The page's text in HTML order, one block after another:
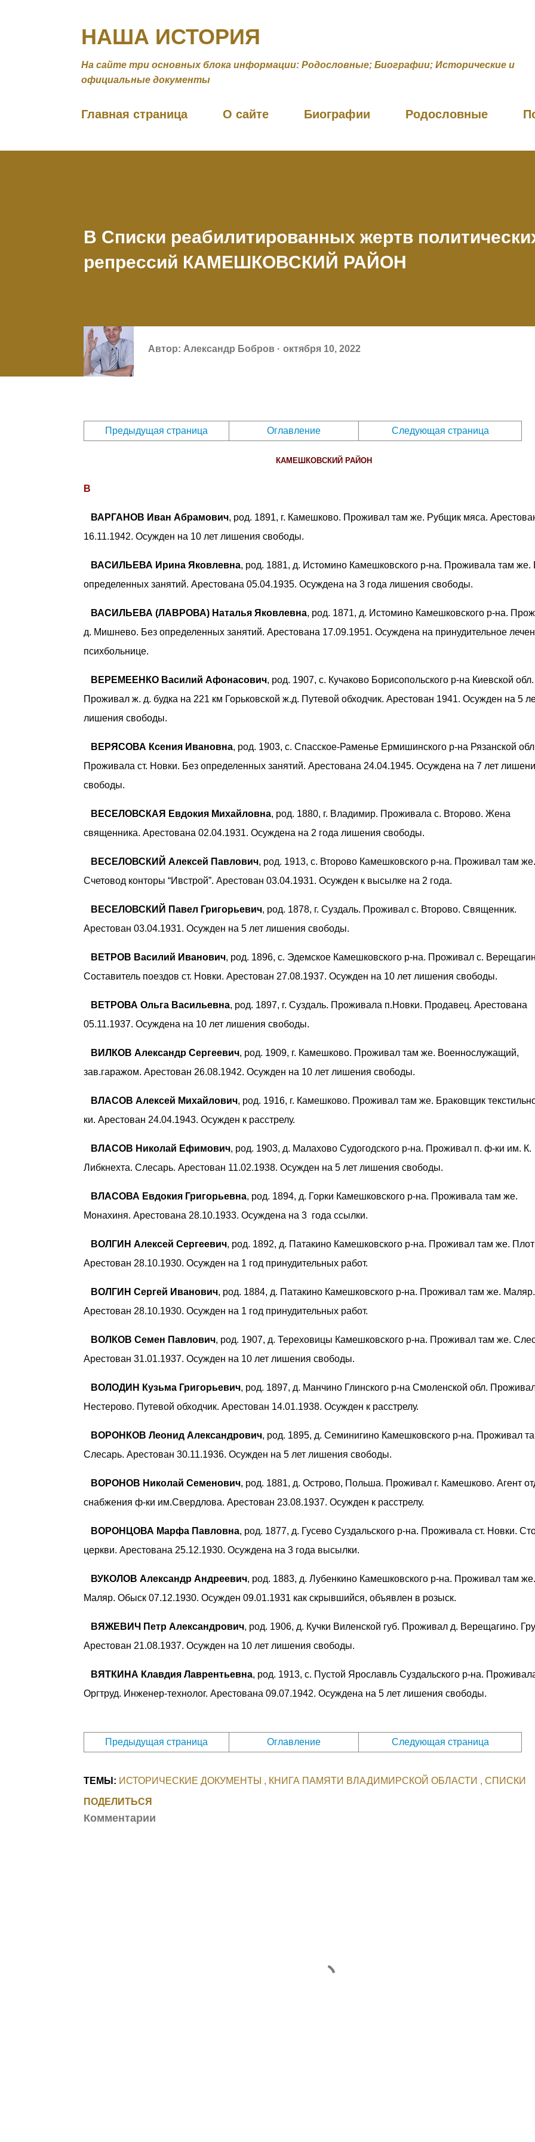
НАША ИСТОРИЯ
На сайте три основных блока информации: Родословные; Биографии; Исторические и
официальные документы
Главная страница О сайте Биографии Родословные
В Списки реабилитированных жертв
репрессий КАМЕШКОВСКИЙ РАЙОН
Автор: Александр Бобров октября 10, 2022
Предыдущая страница Оглавление Следующая страница
КАМЕШКОВСКИЙ РАЙОН
В
ВАРГАНОВ Иван Абрамович, род. 1891, г. Камешково. Проживал там же. Рубщик мяса.
16.11.1942. Осужден на 10 лет лишения свободы.
ВАСИЛЬЕВА Ирина Яковлевна, род. 1881, д. Истомино Камешковского р-на. Проживала там же.
определенных занятий. Арестована 05.04.1935. Осуждена на 3 года лишения свободы.
ВАСИЛЬЕВА (ЛАВРОВА) Наталья Яковлевна, род. 1871, д. Истомино Камешковского р-на.
д. Мишнево. Без определенных занятий. Арестована 17.09.1951. Осуждена на принудительное
психбольнице.
ВЕРЕМЕЕНКО Василий Афонасович, род. 1907, с. Кучаково Борисопольского р-на Киевской обл.
Проживал ж. д. будка на 221 км Горьковской ж.д. Путевой обходчик. Арестован 1941. Осужден на 5
лишения свободы.
ВЕРЯСОВА Ксения Ивановна, род. 1903, с. Спасское-Раменье Ермишинского р-на Рязанской
Проживала ст. Новки. Без определенных занятий. Арестована 24.04.1945. Осуждена на 7 лет
свободы.
ВЕСЕЛОВСКАЯ Евдокия Михайловна, род. 1880, г. Владимир. Проживала с. Второво. Жена
священника. Арестована 02.04.1931. Осуждена на 2 года лишения свободы.
ВЕСЕЛОВСКИЙ Алексей Павлович, род. 1913, с. Второво Камешковского р-на. Проживал там же.
Счетовод конторы “Ивстрой”. Арестован 03.04.1931. Осужден к высылке на 2 года.
ВЕСЕЛОВСКИЙ Павел Григорьевич, род. 1878, г. Суздаль. Проживал с. Второво. Священник.
Арестован 03.04.1931. Осужден на 5 лет лишения свободы.
ВЕТРОВ Василий Иванович, род. 1896, с. Эдемское Камешковского р-на. Проживал с.
Составитель поездов ст. Новки. Арестован 27.08.1937. Осужден на 10 лет лишения свободы.
ВЕТРОВА Ольга Васильевна, род. 1897, г. Суздаль. Проживала п.Новки. Продавец. Арестована
05.11.1937. Осуждена на 10 лет лишения свободы.
ВИЛКОВ Александр Сергеевич, род. 1909, г. Камешково. Проживал там же. Военнослужащий,
зав.гаражом. Арестован 26.08.1942. Осужден на 10 лет лишения свободы.
ВЛАСОВ Алексей Михайлович, род. 1916, г. Камешково. Проживал там же. Браковщик
ки. Арестован 24.04.1943. Осужден к расстрелу.
ВЛАСОВ Николай Ефимович, род. 1903, д. Малахово Судогодского р-на. Проживал п. ф-ки им. К.
Либкнехта. Слесарь. Арестован 11.02.1938. Осужден на 5 лет лишения свободы.
ВЛАСОВА Евдокия Григорьевна, род. 1894, д. Горки Камешковского р-на. Проживала там же.
Монахиня. Арестована 28.10.1933. Осуждена на 3 года ссылки.
ВОЛГИН Алексей Сергеевич, род. 1892, д. Патакино Камешковского р-на. Проживал там же.
Арестован 28.10.1930. Осужден на 1 год принудительных работ.
ВОЛГИН Сергей Иванович, род. 1884, д. Патакино Камешковского р-на. Проживал там же. Маляр.
Арестован 28.10.1930. Осужден на 1 год принудительных работ.
ВОЛКОВ Семен Павлович, род. 1907, д. Тереховицы Камешковского р-на. Проживал там же.
Арестован 31.01.1937. Осужден на 10 лет лишения свободы.
ВОЛОДИН Кузьма Григорьевич, род. 1897, д. Манчино Глинского р-на Смоленской обл.
Нестерово. Путевой обходчик. Арестован 14.01.1938. Осужден к расстрелу.
ВОРОНКОВ Леонид Александрович, род. 1895, д. Семинигино Камешковского р-на. Проживал
Слесарь. Арестован 30.11.1936. Осужден на 5 лет лишения свободы.
ВОРОНОВ Николай Семенович, род. 1881, д. Острово, Польша. Проживал г. Камешково. Агент
снабжения ф-ки им.Свердлова. Арестован 23.08.1937. Осужден к расстрелу.
ВОРОНЦОВА Марфа Павловна, род. 1877, д. Гусево Суздальского р-на. Проживала ст. Новки.
церкви. Арестована 25.12.1930. Осуждена на 3 года высылки.
ВУКОЛОВ Александр Андреевич, род. 1883, д. Лубенкино Камешковского р-на. Проживал там же.
Маляр. Обыск 07.12.1930. Осужден 09.01.1931 как скрывшийся, объявлен в розыск.
ВЯЖЕВИЧ Петр Александрович, род. 1906, д. Кучки Виленской губ. Проживал д. Верещагино.
Арестован 21.08.1937. Осужден на 10 лет лишения свободы.
ВЯТКИНА Клавдия Лаврентьевна, род. 1913, с. Пустой Ярославль Суздальского р-на.
Оргтруд. Инженер-технолог. Арестована 09.07.1942. Осуждена на 5 лет лишения свободы.
Предыдущая страница Оглавление Следующая страница
ТЕМЫ: ИСТОРИЧЕСКИЕ ДОКУМЕНТЫ КНИГА ПАМЯТИ ВЛАДИМИРСКОЙ ОБЛАСТИ СПИСКИ
ПОДЕЛИТЬСЯ
Комментарии